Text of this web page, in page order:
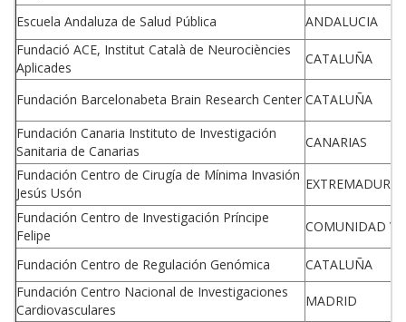
Escuela Andaluza de Salud Pública
ANDALUCIA
Fundació ACE, Institut Català de Neurociències
Aplicades
CATALUÑA
Fundación Barcelonabeta Brain Research Center CATALUÑA
Fundación Canaria Instituto de Investigación
Sanitaria de Canarias
CANARIAS
Fundación Centro de Cirugía de Mínima Invasión
Jesús Usón
EXTREMADURA
Fundación Centro de Investigación Príncipe
Felipe
COMUNIDAD
Fundación Centro de Regulación Genómica
CATALUÑA
Fundación Centro Nacional de Investigaciones
Cardiovasculares
MADRID